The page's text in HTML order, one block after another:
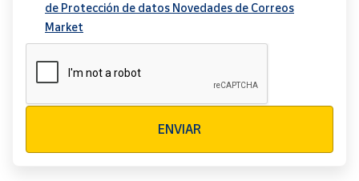
de Protección de datos Novedades de Correos
Market
ENVIAR